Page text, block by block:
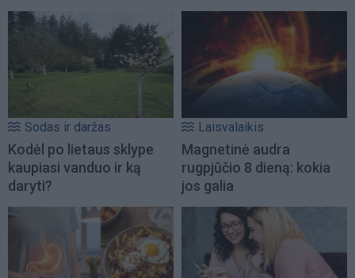
Sodas ir daržas
Kodėl po lietaus sklype
kaupiasi vanduo ir ką
daryti?
Laisvalaikis
Magnetinė audra
rugpjūčio 8 dieną: kokia
jos galia